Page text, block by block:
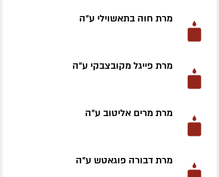
מרת חוה בתאשוילי ע״ה
מרת פייגל מקובצבקי ע״ה
מרת מרים אליטוב ע״ה
מרת דבורה פוגאטש ע״ה